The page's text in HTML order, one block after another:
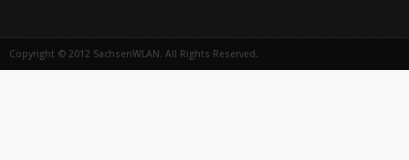
Copyright © 2012 SachsenWLAN. All Rights Reserved.